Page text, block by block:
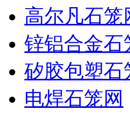
高尔凡石笼
锌铝合金石
矽胶包塑石
电焊石笼网